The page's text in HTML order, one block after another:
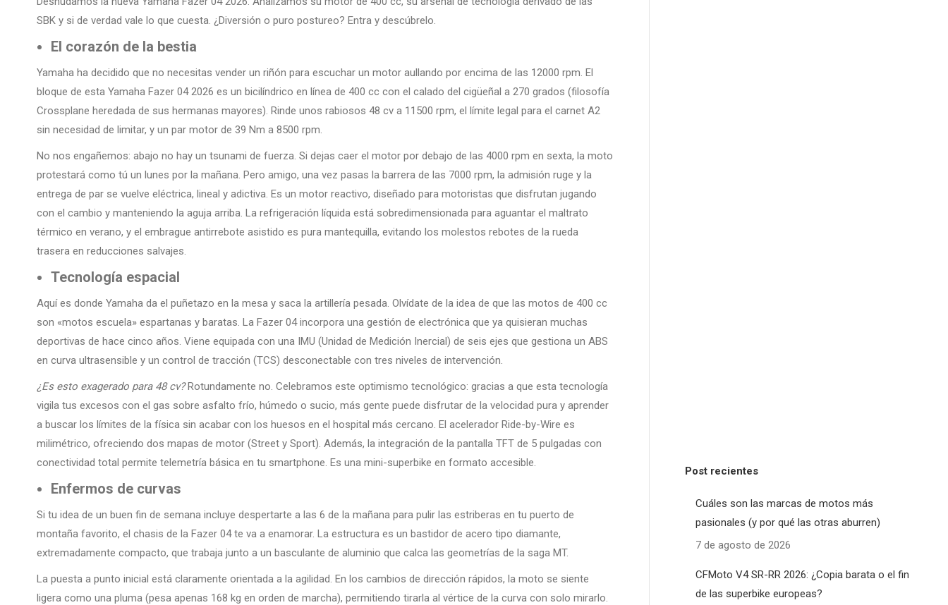
SBK y si de verdad vale lo que cuesta. ¿Diversión o puro postureo? Entra y descúbrelo.
El corazón de la bestia
Yamaha ha decidido que no necesitas vender un riñón para escuchar un motor aullando por encima de las 12000 rpm. El
bloque de esta Yamaha Fazer 04 2026 es un bicilíndrico en línea de 400 cc con el calado del cigüeñal a 270 grados (filosofía
Crossplane heredada de sus hermanas mayores). Rinde unos rabiosos 48 cv a 11500 rpm, el límite legal para el carnet A2
sin necesidad de limitar, y un par motor de 39 Nm a 8500 rpm.
No nos engañemos: abajo no hay un tsunami de fuerza. Si dejas caer el motor por debajo de las 4000 rpm en sexta, la moto
protestará como tú un lunes por la mañana. Pero amigo, una vez pasas la barrera de las 7000 rpm, la admisión ruge y la
entrega de par se vuelve eléctrica, lineal y adictiva. Es un motor reactivo, diseñado para motoristas que disfrutan jugando
con el cambio y manteniendo la aguja arriba. La refrigeración líquida está sobredimensionada para aguantar el maltrato
térmico en verano, y el embrague antirrebote asistido es pura mantequilla, evitando los molestos rebotes de la rueda
trasera en reducciones salvajes.
Tecnología espacial
Aquí es donde Yamaha da el puñetazo en la mesa y saca la artillería pesada. Olvídate de la idea de que las motos de 400 cc
son «motos escuela» espartanas y baratas. La Fazer 04 incorpora una gestión de electrónica que ya quisieran muchas
deportivas de hace cinco años. Viene equipada con una IMU (Unidad de Medición Inercial) de seis ejes que gestiona un ABS
en curva ultrasensible y un control de tracción (TCS) desconectable con tres niveles de intervención.
¿Es esto exagerado para 48 cv?Rotundamente no. Celebramos este optimismo tecnológico: gracias a que esta tecnología
vigila tus excesos con el gas sobre asfalto frío, húmedo o sucio, más gente puede disfrutar de la velocidad pura y aprender
a buscar los límites de la física sin acabar con los huesos en el hospital más cercano. El acelerador Ride-by-Wire es
milimétrico, ofreciendo dos mapas de motor (Street y Sport). Además, la integración de la pantalla TFT de 5 pulgadas con
conectividad total permite telemetría básica en tu smartphone. Es una mini-superbike en formato accesible.
Enfermos de curvas
Si tu idea de un buen fin de semana incluye despertarte a las 6 de la mañana para pulir las estriberas en tu puerto de
montaña favorito, el chasis de la Fazer 04 te va a enamorar. La estructura es un bastidor de acero tipo diamante,
extremadamente compacto, que trabaja junto a un basculante de aluminio que calca las geometrías de la saga MT.
La puesta a punto inicial está claramente orientada a la agilidad. En los cambios de dirección rápidos, la moto se siente
ligera como una pluma (pesa apenas 168 kg en orden de marcha), permitiendo tirarla al vértice de la curva con solo mirarlo.
Post recientes
Cuáles son las marcas de motos más
pasionales (y por qué las otras aburren)
7 de agosto de 2026
CFMoto V4 SR-RR 2026: ¿Copia barata o el fin
de las superbike europeas?